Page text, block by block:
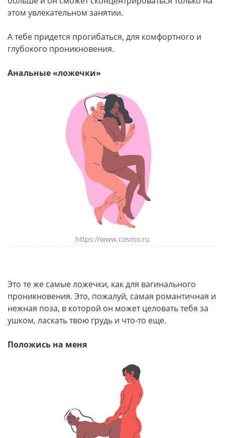
этом увлекательном занятии.
А тебе придется прогибаться, для комфортного и
глубокого проникновения.
Анальные «ложечки»
https://www.cosmo.ru
Это те же самые ложечки, как для вагинального
проникновения. Это, пожалуй, самая романтичная и
нежная поза, в которой он может целовать тебя за
ушком, ласкать твою грудь и что-то еще.
Положись на меня